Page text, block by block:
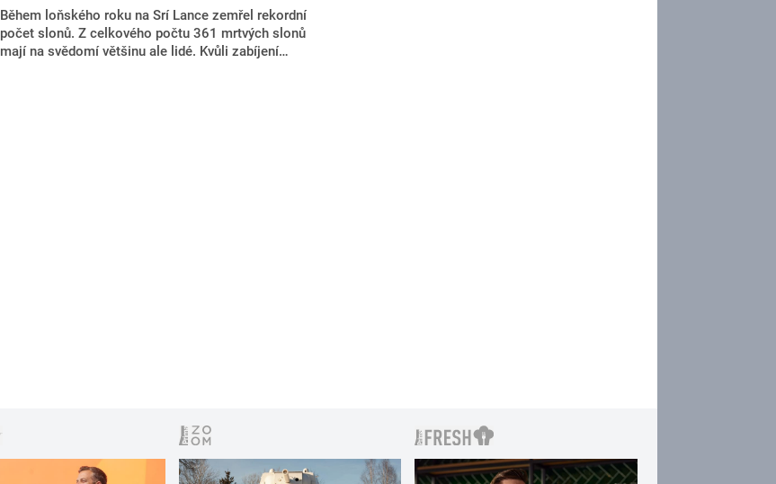
Během loňského roku na Srí Lance zemřel rekordní
počet slonů. Z celkového počtu 361 mrtvých slonů
mají na svědomí většinu ale lidé. Kvůli zabíjení